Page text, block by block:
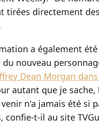
tirées directement
a également
nouveau
Dean Morgan
autant que je
n'a jamais été si
confie-t-il au site